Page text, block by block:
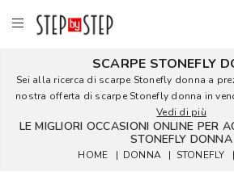
SCARPE STONEFLY
Sei alla ricerca di scarpe Stonefly donna a
nostra offerta di scarpe Stonefly donna in
Vedi di più
LE MIGLIORI OCCASIONI ONLINE PER
STONEFLY DONNA
HOME | DONNA | STONEFLY |